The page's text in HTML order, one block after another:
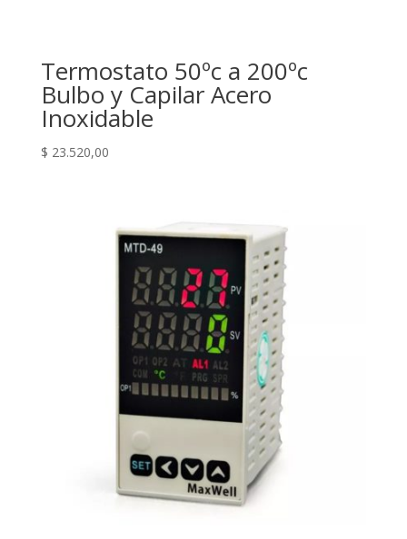
Termostato 50ºc a 200ºc
Bulbo y Capilar Acero
Inoxidable
$ 23.520,00